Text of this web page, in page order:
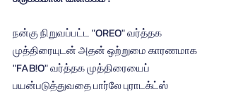
நன்கு நிறுவப்பட்ட "OREO" வர்த்தக
முத்திரையுடன் அதன் ஒற்றுமை காரணமாக
"FAB!O" வர்த்தக முத்திரையைப்
பயன்படுத்துவதை பார்லே புராடக்ட்ஸ்